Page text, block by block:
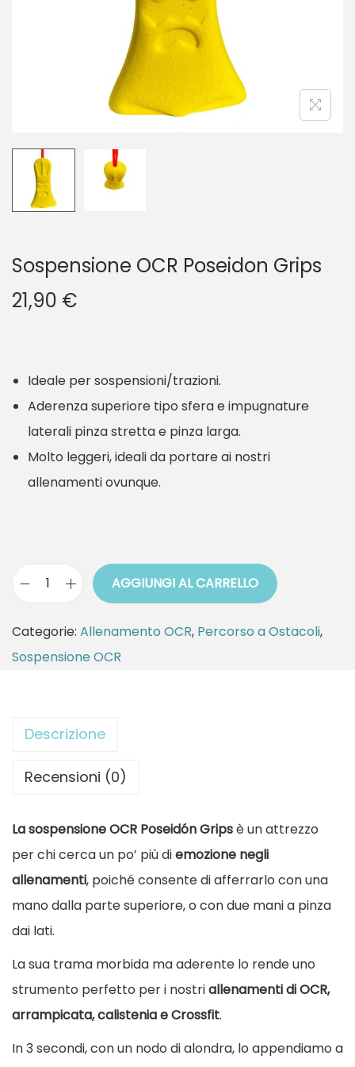
g
a
o
u
t
Sospensione OCR Poseidon Grips
21,90 €
Ideale per sospensioni/trazioni.
Aderenza superiore tipo sfera e impugnature
laterali pinza stretta e pinza larga.
Molto leggeri, ideali da portare ai nostri
allenamenti ovunque.
s
i
n
e
O
C
R
e
i
AGGIUNGI AL CARRELLO
Categorie: Allenamento OCR, Percorso a Ostacoli,
Sospensione OCR
Descrizione
Recensioni (0)
La sospensione OCR Poseidón Gripsè un attrezzo
per chi cerca un po’ più diemozione negli
allenamenti, poiché consente di afferrarlo con una
mano dalla parte superiore, o con due mani a pinza
dai lati.
La sua trama morbida ma aderente lo rende uno
strumento perfetto per i nostriallenamenti di OCR,
arrampicata, calistenia e Crossfit.
In 3 secondi, con un nodo di alondra, lo appendiamo a